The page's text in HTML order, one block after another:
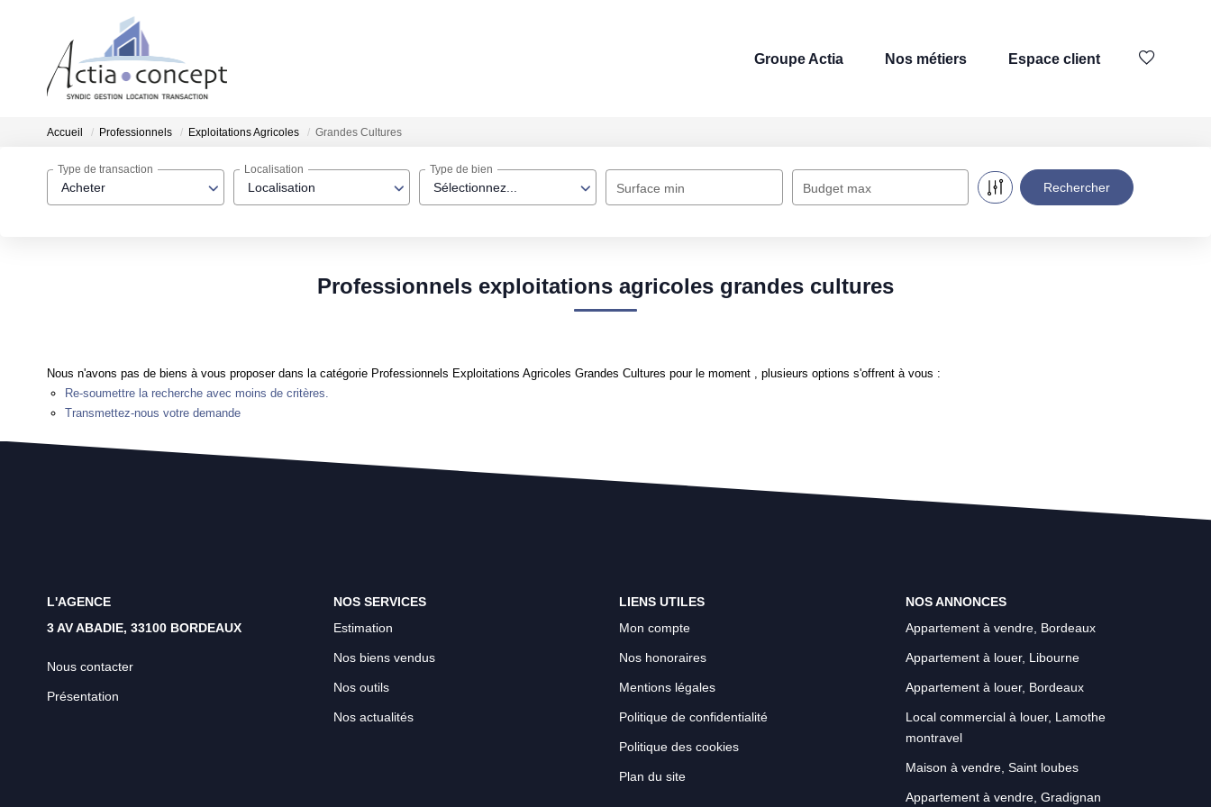
Groupe Actia Nos métiers Espace client
Accueil Professionnels Exploitations Agricoles Grandes Cultures
Acheter
Type de transaction
Localisation
Localisation
Sélectionnez...
Type de bien
Surface min Budget max
Professionnels exploitations agricoles grandes cultures
Nous n'avons pas de biens à vous proposer dans la catégorie Professionnels Exploitations Agricoles Grandes Cultures pour le moment , plusieurs options s'offrent à vous :
Re-soumettre la recherche avec moins de critères.
Transmettez-nous votre demande
L'AGENCE
3 AV ABADIE, 33100 BORDEAUX
Nous contacter
Présentation
NOS SERVICES
Estimation
Nos biens vendus
Nos outils
Nos actualités
LIENS UTILES
Mon compte
Nos honoraires
Mentions légales
Politique de confidentialité
Politique des cookies
Plan du site
NOS ANNONCES
Appartement à vendre, Bordeaux
Appartement à louer, Libourne
Appartement à louer, Bordeaux
Local commercial à louer, Lamothe
montravel
Maison à vendre, Saint loubes
Appartement à vendre, Gradignan